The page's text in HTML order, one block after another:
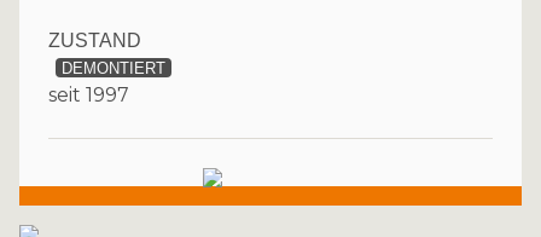
ZUSTAND
DEMONTIERT
seit 1997